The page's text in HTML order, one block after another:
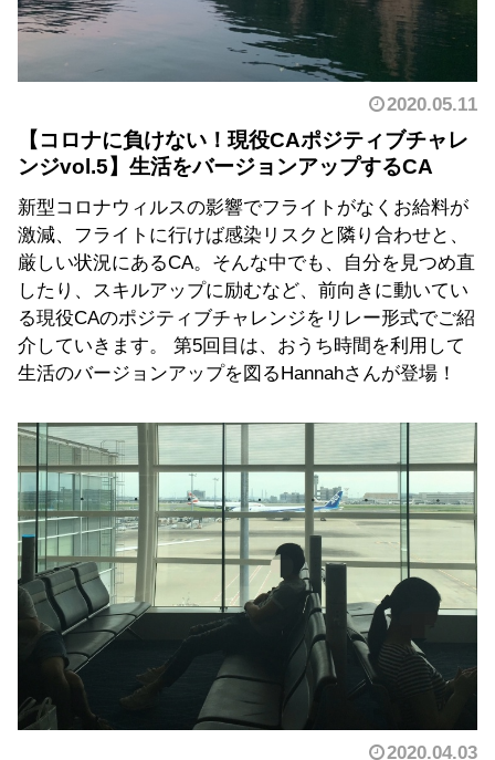
2020.05.11
【コロナに負けない！現役CAポジティブチャレ
ンジvol.5】生活をバージョンアップするCA
新型コロナウィルスの影響でフライトがなくお給料が
激減、フライトに行けば感染リスクと隣り合わせと、
厳しい状況にあるCA。そんな中でも、自分を見つめ直
したり、スキルアップに励むなど、前向きに動いてい
る現役CAのポジティブチャレンジをリレー形式でご紹
介していきます。 第5回目は、おうち時間を利用して
生活のバージョンアップを図るHannahさんが登場！
2020.04.03